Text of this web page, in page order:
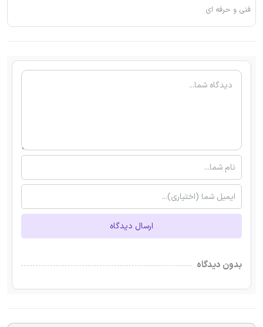
فنی و حرفه ای
ارسال دیدگاه
بدون دیدگاه